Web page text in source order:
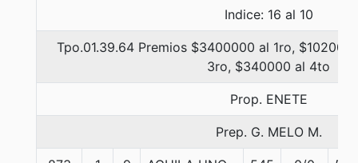
Indice: 16 al 10
Tpo.01.39.64 Premios $3400000 al 1ro,
3ro, $340000 al 4to
Prop. ENETE
Prep. G. MELO M.